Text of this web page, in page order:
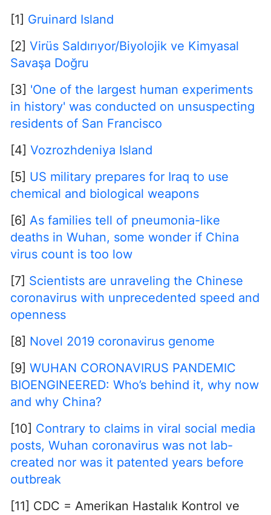
[1] Gruinard Island
[2] Virüs Saldırıyor/Biyolojik ve Kimyasal
Savaşa Doğru
[3] 'One of the largest human experiments
in history' was conducted on unsuspecting
residents of San Francisco
[4] Vozrozhdeniya Island
[5] US military prepares for Iraq to use
chemical and biological weapons
[6] As families tell of pneumonia-like
deaths in Wuhan, some wonder if China
virus count is too low
[7] Scientists are unraveling the Chinese
coronavirus with unprecedented speed and
openness
[8] Novel 2019 coronavirus genome
[9] WUHAN CORONAVIRUS PANDEMIC
BIOENGINEERED: Who’s behind it, why now
and why China?
[10] Contrary to claims in viral social media
posts, Wuhan coronavirus was not lab-
created nor was it patented years before
outbreak
[11] CDC = Amerikan Hastalık Kontrol ve